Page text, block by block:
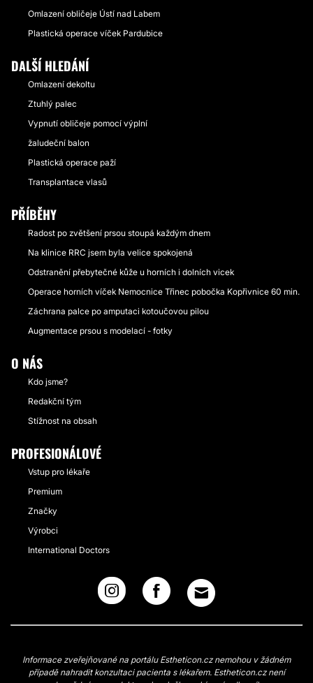
Omlazení obličeje Ústí nad Labem
Plastická operace víček Pardubice
DALŠÍ HLEDÁNÍ
Omlazení dekoltu
Ztuhlý palec
Vypnutí obličeje pomocí výplní
žaludeční balon
Plastická operace paží
Transplantace vlasů
PŘÍBĚHY
Radost po zvětšení prsou stoupá každým dnem
Na klinice RRC jsem byla velice spokojená
Odstranění přebytečné kůže u horních i dolních vicek
Operace horních víček Nemocnice Třinec pobočka Kopřivnice 60 min.
Záchrana palce po amputaci kotoučovou pilou
Augmentace prsou s modelací - fotky
O NÁS
Kdo jsme?
Redakční tým
Stížnost na obsah
PROFESIONÁLOVÉ
Vstup pro lékaře
Premium
Značky
Výrobci
International Doctors
Informace zveřejňované na portálu Estheticon.cz nemohou v žádném
případě nahradit konzultaci pacienta s lékařem. Estheticon.cz není